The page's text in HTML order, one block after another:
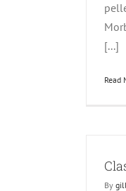
[...]
Read
By